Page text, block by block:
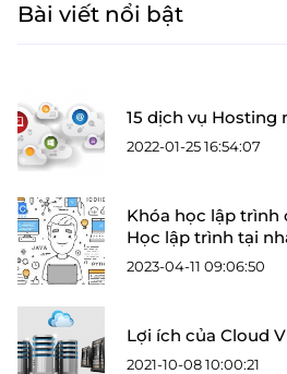
Bài viết nổi bật
15 dịch vụ Hosting
2022-01-25 16:54:07
Khóa học lập trình
Học lập trình tại
2023-04-11 09:06:50
Lợi ích của Cloud
2021-10-08 10:00:21